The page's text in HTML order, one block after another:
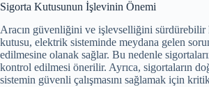
Sigorta Kutusunun İşlevinin Önemi
Aracın güvenliğini ve işlevselliğini sürdürebilir
kutusu, elektrik sisteminde meydana gelen
edilmesine olanak sağlar. Bu nedenle
kontrol edilmesi önerilir. Ayrıca, sigortaların
sistemin güvenli çalışmasını sağlamak için